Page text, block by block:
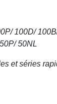
100D/
50NL
et séries